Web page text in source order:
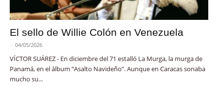
El sello de Willie Colón en Venezuela
- 04/05/2026
VÍCTOR SUÁREZ - En diciembre del 71 estalló La Murga, la murga de
Panamá, en el álbum “Asalto Navideño”. Aunque en Caracas sonaba
mucho su...